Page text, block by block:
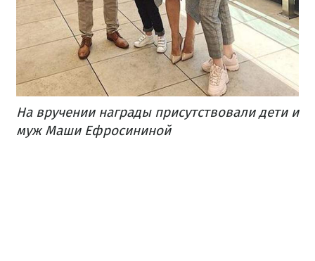
На вручении награды присутствовали дети и
муж Маши Ефросининой